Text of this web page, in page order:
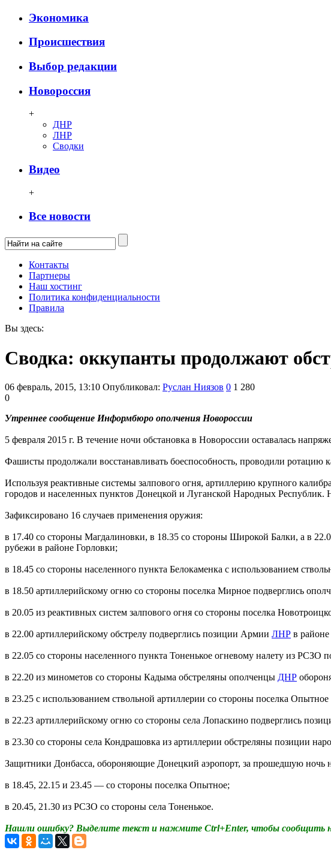
Экономика
Происшествия
Выбор редакции
Новороссия
+
ДНР
ЛНР
Сводки
Видео
+
Все новости
Контакты
Партнеры
Наш хостинг
Политика конфиденциальности
Правила
Вы здесь:
Сводка: оккупанты продолжают
06 февраль, 2015, 13:10 Опубликовал: Руслан Ниязов 0 1 280
0
Утреннее сообщение Информбюро ополчения Новороссии
5 февраля 2015 г. В течение ночи обстановка в Новороссии оставалась
Фашисты продолжали восстанавливать боеспособность, проводили ротацию
Используя реактивные системы залпового огня, артиллерию крупного
городов и населенных пунктов Донецкой и Луганской Народных Республик.
Зафиксировано 16 случаев применения оружия:
в 17.40 со стороны Магдалиновки, в 18.35 со стороны Широкой Балки, а в
рубежи в районе Горловки;
в 18.45 со стороны населенного пункта Белокаменка с использованием
в 18.50 артиллерийскому огню со стороны поселка Мирное подверглись
в 20.05 из реактивных систем залпового огня со стороны поселка
в 22.00 артиллерийскому обстрелу подверглись позиции Армии ЛНР в
в 22.05 со стороны населенного пункта Тоненькое огневому налету из РСЗО
в 22.20 из минометов со стороны Кадыма обстреляны ополченцы ДНР
в 23.25 с использованием ствольной артиллерии со стороны поселка
в 22.23 артиллерийскому огню со стороны села Лопаскино подверглись
в 23.30 со стороны села Кондрашовка из артиллерии обстреляны позиции
Защитники Донбасса, обороняющие Донецкий аэропорт, за прошедшую ночь
в 18.45, 22.15 и 23.45 — со стороны поселка Опытное;
в 20.45, 21.30 из РСЗО со стороны села Тоненькое.
Нашли ошибку? Выделите текст и нажмите Ctrl+Enter, чтобы сообщить